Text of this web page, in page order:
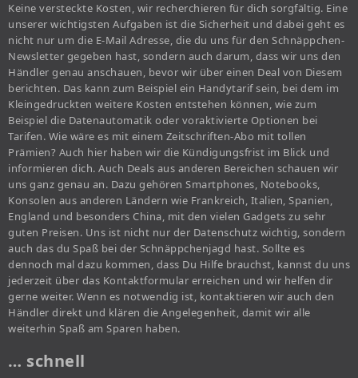
Keine versteckte Kosten, wir recherchieren für dich sorgfältig. Eine
unserer wichtigsten Aufgaben ist die Sicherheit und dabei geht es
nicht nur um die E-Mail Adresse, die du uns für den Schnäppchen-
Newsletter gegeben hast, sondern auch darum, dass wir uns den
Händler genau anschauen, bevor wir über einen Deal von Diesem
berichten. Das kann zum Beispiel ein Handytarif sein, bei dem im
Kleingedruckten weitere Kosten entstehen können, wie zum
Beispiel die Datenautomatik oder voraktivierte Optionen bei
Tarifen. Wie wäre es mit einem Zeitschriften-Abo mit tollen
Prämien? Auch hier haben wir die Kündigungsfrist im Blick und
informieren dich. Auch Deals aus anderen Bereichen schauen wir
uns ganz genau an. Dazu gehören Smartphones, Notebooks,
Konsolen aus anderen Ländern wie Frankreich, Italien, Spanien,
England und besonders China, mit den vielen Gadgets zu sehr
guten Preisen. Uns ist nicht nur der Datenschutz wichtig, sondern
auch das du Spaß bei der Schnäppchenjagd hast. Sollte es
dennoch mal dazu kommen, dass Du Hilfe brauchst, kannst du uns
jederzeit über das Kontaktformular erreichen und wir helfen dir
gerne weiter. Wenn es notwendig ist, kontaktieren wir auch den
Händler direkt und klären die Angelegenheit, damit wir alle
weiterhin Spaß am Sparen haben.
… schnell